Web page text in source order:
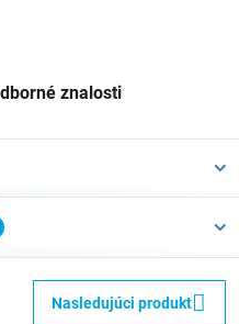
znalosti
Nasledujúci produkt